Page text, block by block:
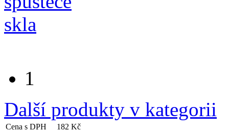
1
Další produkty v kategorii
Cena s DPH
182 Kč